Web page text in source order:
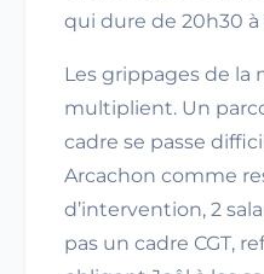
qui dure de 20h30 à
Les grippages de la
multiplient. Un
cadre se passe
Arcachon comme
d’intervention, 2
pas un cadre CGT,